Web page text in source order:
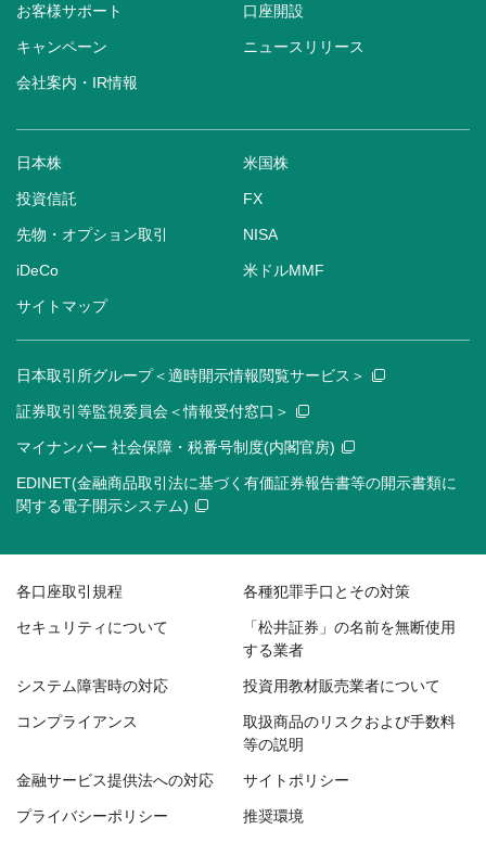
お客様サポート 口座開設
キャンペーン ニュースリリース
会社案内・IR情報
日本株 米国株
投資信託 FX
先物・オプション取引 NISA
iDeCo 米ドルMMF
サイトマップ
日本取引所グループ＜適時開示情報閲覧サービス＞
証券取引等監視委員会＜情報受付窓口＞
マイナンバー 社会保障・税番号制度(内閣官房)
EDINET(金融商品取引法に基づく有価証券報告書等の開示書類に
関する電子開示システム)
各口座取引規程 各種犯罪手口とその対策
セキュリティについて
「松井証券」の名前を無断使用
する業者
システム障害時の対応 投資用教材販売業者について
コンプライアンス
取扱商品のリスクおよび手数料
等の説明
金融サービス提供法への対応 サイトポリシー
プライバシーポリシー 推奨環境